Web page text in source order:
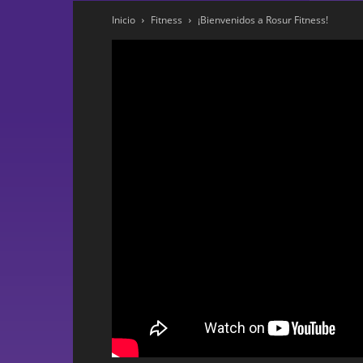
Inicio Fitness ¡Bienvenidos a Rosur Fitness!